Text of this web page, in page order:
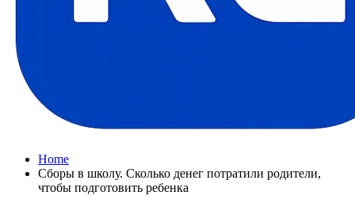
Home
Сборы в школу. Сколько денег потратили родители,
чтобы подготовить ребенка